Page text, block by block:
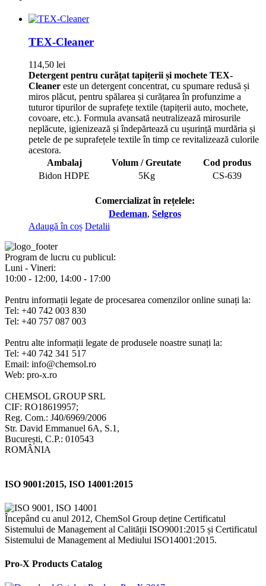
TEX-Cleaner
114,50 lei
Detergent pentru curățat tapițerii și mochete TEX-
Cleaner este un detergent concentrat, cu spumare redusă și
miros plăcut, pentru spălarea și curățarea în profunzime a
tuturor tipurilor de suprafețe textile (tapițerii auto, mochete,
covoare, etc.). Formula avansată neutralizează mirosurile
neplăcute, igienizează și îndepărtează cu ușurință murdăria și
petele de pe suprafețele textile în timp ce revitalizează culorile
acestora.
Ambalaj
Volum / Greutate
Cod produs
Bidon HDPE
5Kg CS-639
Comercializat în rețelele:
Dedeman, Selgros
Adaugă în coș Detalii
Program de lucru cu publicul:
Luni - Vineri:
10:00 - 12:00, 14:00 - 17:00
Pentru informații legate de procesarea comenzilor online sunați la:
Tel: +40 742 003 830
Tel: +40 757 087 003
Pentru alte informații legate de produsele noastre sunați la:
Tel: +40 742 341 517
Email: info@chemsol.ro
Web: pro-x.ro
CHEMSOL GROUP SRL
CIF: RO18619957;
Reg. Com.: J40/6969/2006
Str. David Emmanuel 6A, S.1,
București, C.P.: 010543
ROMÂNIA
ISO 9001:2015, ISO 14001:2015
Începând cu anul 2012, ChemSol Group deține Certificatul
Sistemului de Management al Calității ISO9001:2015 și Certificatul
Sistemului de Management al Mediului ISO14001:2015.
Pro-X Products Catalog